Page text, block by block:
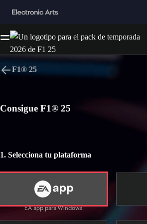
F1® 25
Consigue F1® 25
1. Selecciona tu plataforma
EA app para Windows
VOLVER ARRIBA
Compras dentro del juego
Comprar
Noticias
EA app para Windows
EA app para Mac